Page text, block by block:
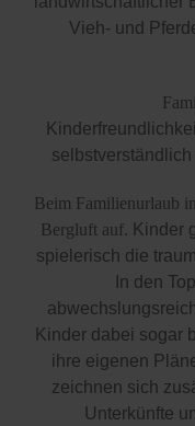
Vieh- und
Beim Familienurlaub
Bergluft auf. Kinder
spielerisch die
In den
Kinder dabei sogar
ihre eigenen
zeichnen sich
Unterkünfte